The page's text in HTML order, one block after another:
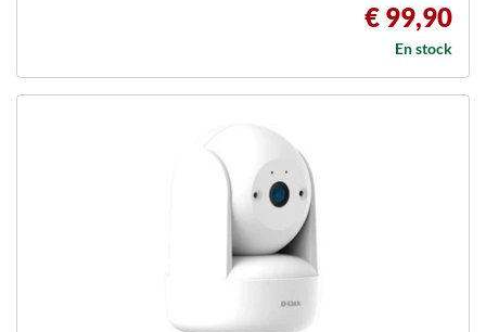
€ 99,90
En stock